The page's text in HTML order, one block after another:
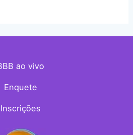
ao vivo
Enquete
Inscrições